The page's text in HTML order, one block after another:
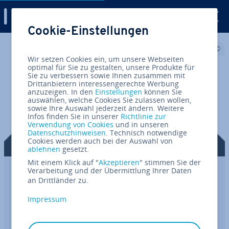
Zum Haupt­in­halt springen
Facebook-Ads: So schalten Sie
einer der ef­fek­tivs­ten Platt­for­men für On­line­wer­
Cookie-Einstellungen
Wir setzen Cookies ein, um unsere Webseiten
optimal für Sie zu gestalten, unsere Produkte für
Sie zu verbessern sowie Ihnen zusammen mit
Drittanbietern interessengerechte Werbung
anzuzeigen. In den Einstellungen können Sie
auswählen, welche Cookies Sie zulassen wollen,
sowie Ihre Auswahl jederzeit ändern. Weitere
Infos finden Sie in unserer Richtlinie zur
Verwendung von Cookies und in unseren
Datenschutzhinweisen. Technisch notwendige
Cookies werden auch bei der Auswahl von
ablehnen gesetzt.
Mit einem Klick auf "Akzeptieren" stimmen Sie der
Verarbeitung und der Übermittlung Ihrer Daten
an Drittländer zu.
Impressum